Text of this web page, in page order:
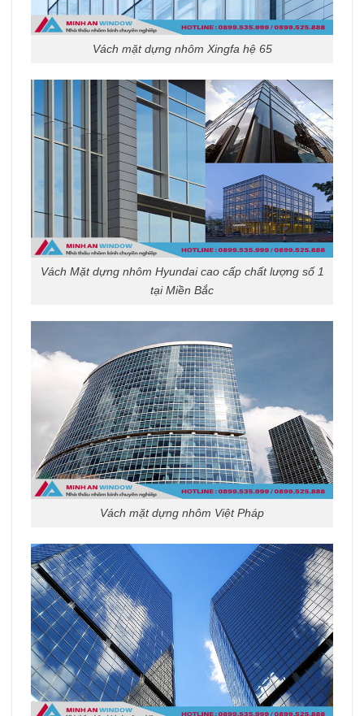
Vách mặt dựng nhôm Xingfa hệ 65
Vách Mặt dựng nhôm Hyundai cao cấp chất lượng số 1
tại Miền Bắc
Vách mặt dựng nhôm Việt Pháp